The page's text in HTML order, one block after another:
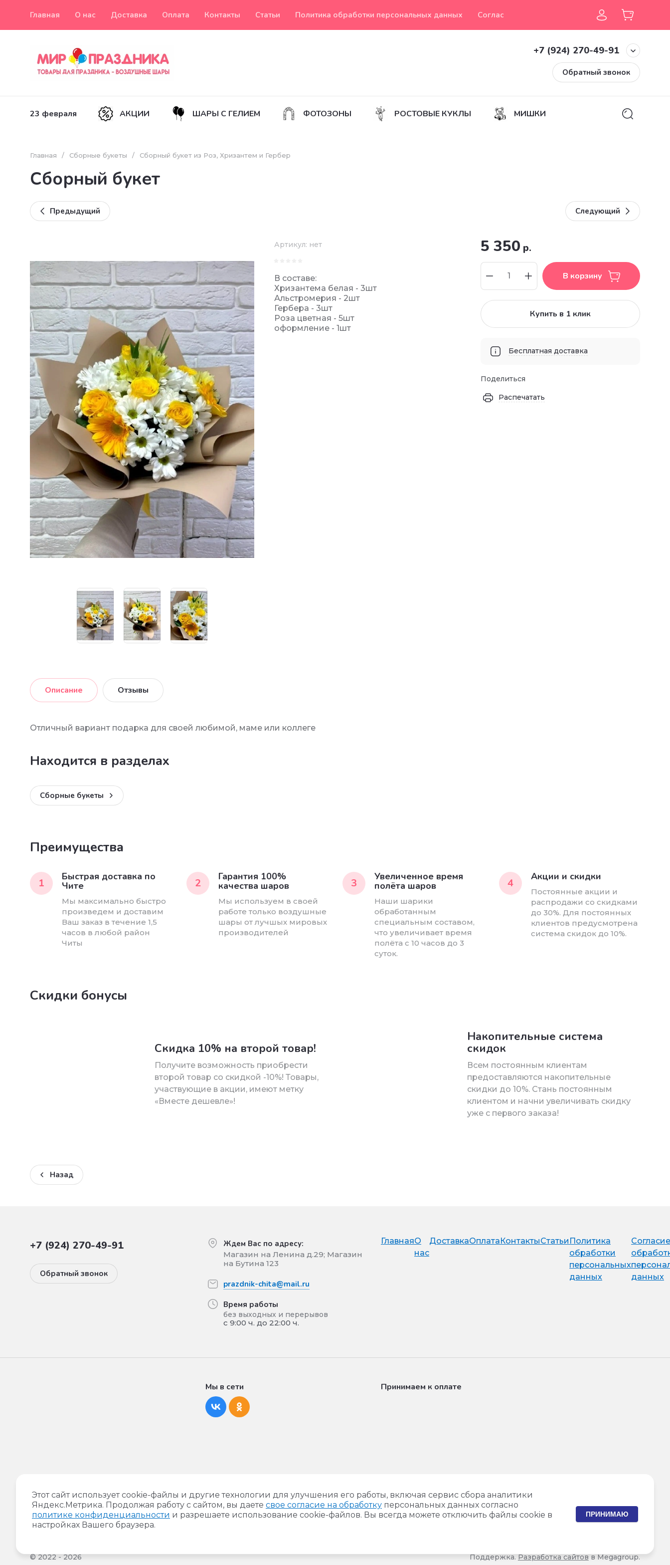
Главная О нас Доставка Оплата Контакты Статьи Политика обработки персональных данных Согласие на обработку персональных данных
+7 (924) 270-49-91
Обратный звонок
23 февраля АКЦИИ ШАРЫ С ГЕЛИЕМ ФОТОЗОНЫ РОСТОВЫЕ КУКЛЫ МИШКИ
Главная / Сборные букеты / Сборный букет из Роз, Хризантем и Гербер
Сборный букет
Предыдущий Следующий
Артикул: нет
В составе:
Хризантема белая - 3шт
Альстромерия - 2шт
Гербера - 3шт
Роза цветная - 5шт
оформление - 1шт
5 350 р.
В корзину
Купить в 1 клик
Бесплатная доставка
Поделиться
Распечатать
Описание Отзывы
Отличный вариант подарка для своей любимой, маме или коллеге
Находится в разделах
Сборные букеты
Преимущества
1 Быстрая доставка по
Чите
Мы максимально быстро
произведем и доставим
Ваш заказ в течение 1,5
часов в любой район
Читы
2 Гарантия 100%
качества шаров
Мы используем в своей
работе только воздушные
шары от лучшых мировых
производителей
3 Увеличенное время
полёта шаров
Наши шарики
обработанным
специальным составом,
что увеличивает время
полёта с 10 часов до 3
суток.
4 Акции и скидки
Постоянные акции и
распродажи со скидками
до 30%. Для постоянных
клиентов предусмотрена
система скидок до 10%.
Скидки бонусы
Скидка 10% на второй товар!
Получите возможность приобрести
второй товар со скидкой -10%! Товары,
участвующие в акции, имеют метку
«Вместе дешевле»!
Накопительные система
скидок
Всем постоянным клиентам
предоставляются накопительные
скидки до 10%. Стань постоянным
клиентом и начни увеличивать скидку
уже с первого заказа!
Назад
+7 (924) 270-49-91
Обратный звонок
Ждем Вас по адресу:
Магазин на Ленина д.29; Магазин
на Бутина 123
prazdnik-chita@mail.ru
Время работы
без выходных и перерывов
с 9:00 ч. до 22:00 ч.
ГлавнаяО
нас
ДоставкаОплатаКонтактыСтатьи Политика
обработки
персональных
данных
данных
Доставка шаров и праздничное
оформление в Чите!
Установить как приложение
Мы в сети Принимаем к оплате
© 2022 - 2026 Поддержка.Разработка сайтовв Megagroup.
Этот сайт использует cookie-файлы и другие технологии для улучшения его работы, включая сервис сбора аналитики
Яндекс.Метрика. Продолжая работу с сайтом, вы даете свое согласие на обработку персональных данных согласно
политике конфиденциальности и разрешаете использование cookie-файлов. Вы всегда можете отключить файлы cookie в
настройках Вашего браузера.
ПРИНИМАЮ